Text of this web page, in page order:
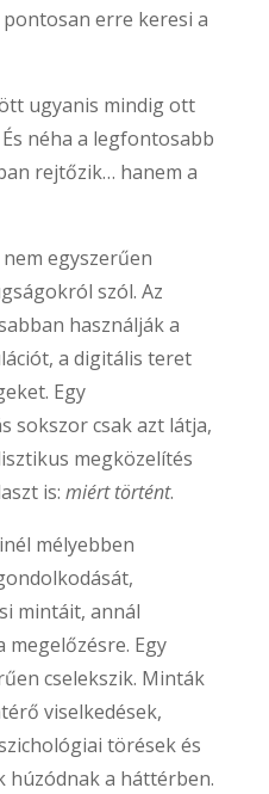
erre keresi a
ugyanis mindig ott
néha a legfontosabb
rejtőzik… hanem a
egyszerűen
szól. Az
használják a
a digitális teret
Egy
sokszor csak azt látja,
megközelítés
is: miért történt.
mélyebben
mintáit, annál
megelőzésre. Egy
cselekszik. Minták
viselkedések,
törések és
húzódnak a háttérben.